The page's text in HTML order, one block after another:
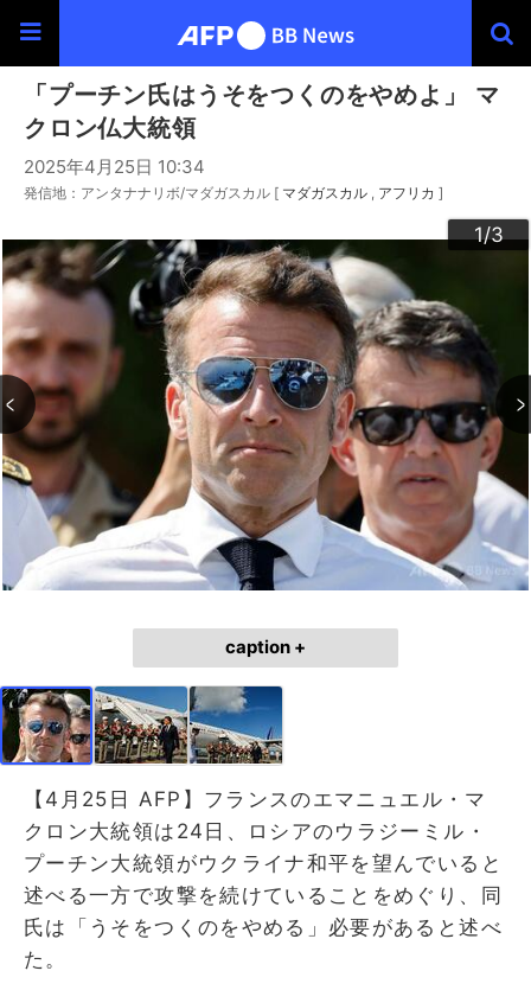
「プーチン氏はうそをつくのをやめよ」 マ
クロン仏大統領
2025年4月25日 10:34
発信地：アンタナナリボ/マダガスカル [ マダガスカル アフリカ ]
1/3
2/3
3/3
caption +
【4月25日 AFP】フランスのエマニュエル・マ
クロン大統領は24日、ロシアのウラジーミル・
プーチン大統領がウクライナ和平を望んでいると
述べる一方で攻撃を続けていることをめぐり、同
氏は「うそをつくのをやめる」必要があると述べ
た。